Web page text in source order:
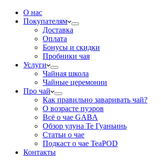
О нас
Покупателям
Доставка
Оплата
Бонусы и скидки
Пробники чая
Услуги
Чайная школа
Чайные церемонии
Про чай
Как правильно заваривать чай?
О возрасте пуэров
Всё о чае GABA
Обзор улуна Те Гуаньинь
Статьи о чае
Подкаст о чае TeaPOD
Контакты